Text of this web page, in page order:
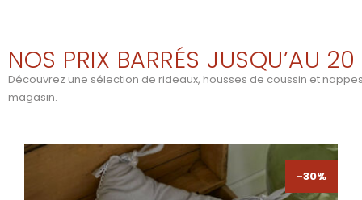
NOS PRIX BARRÉS JUSQU’AU
Découvrez une sélection de rideaux, housses de coussin et
magasin.
-30%
-30%